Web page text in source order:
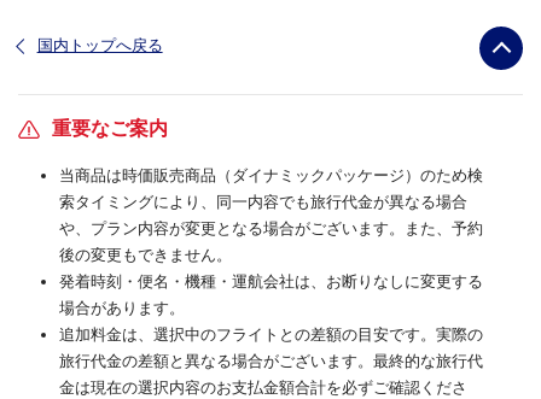
国内トップへ戻る
重要なご案内
当商品は時価販売商品（ダイナミックパッケージ）のため検
索タイミングにより、同一内容でも旅行代金が異なる場合
や、プラン内容が変更となる場合がございます。また、予約
後の変更もできません。
発着時刻・便名・機種・運航会社は、お断りなしに変更する
場合があります。
追加料金は、選択中のフライトとの差額の目安です。実際の
旅行代金の差額と異なる場合がございます。最終的な旅行代
金は現在の選択内容のお支払金額合計を必ずご確認くださ